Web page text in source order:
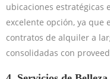
ubicaciones estratégicas
excelente opción, ya que
contratos de alquiler a
consolidadas con